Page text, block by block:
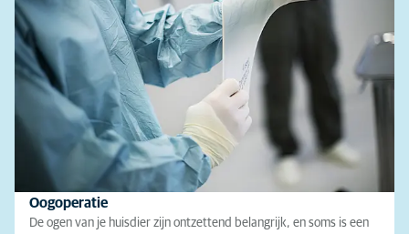
Oogoperatie
De ogen van je huisdier zijn ontzettend belangrijk, en soms is een